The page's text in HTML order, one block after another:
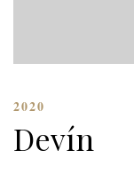
2020
Devín